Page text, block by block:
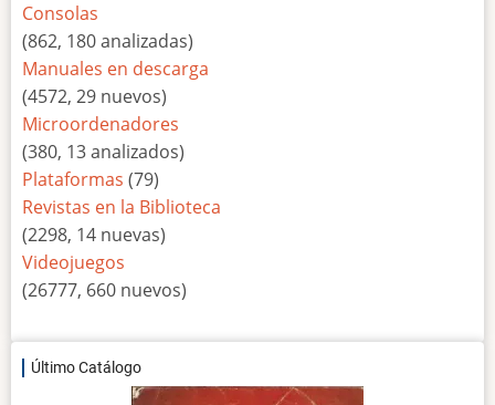
Consolas
(862, 180 analizadas)
Manuales en descarga
(4572, 29 nuevos)
Microordenadores
(380, 13 analizados)
Plataformas (79)
Revistas en la Biblioteca
(2298, 14 nuevas)
Videojuegos
(26777, 660 nuevos)
Último Catálogo